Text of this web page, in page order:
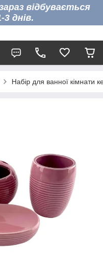
відбувається
днів.
Набір для ванної кімнати